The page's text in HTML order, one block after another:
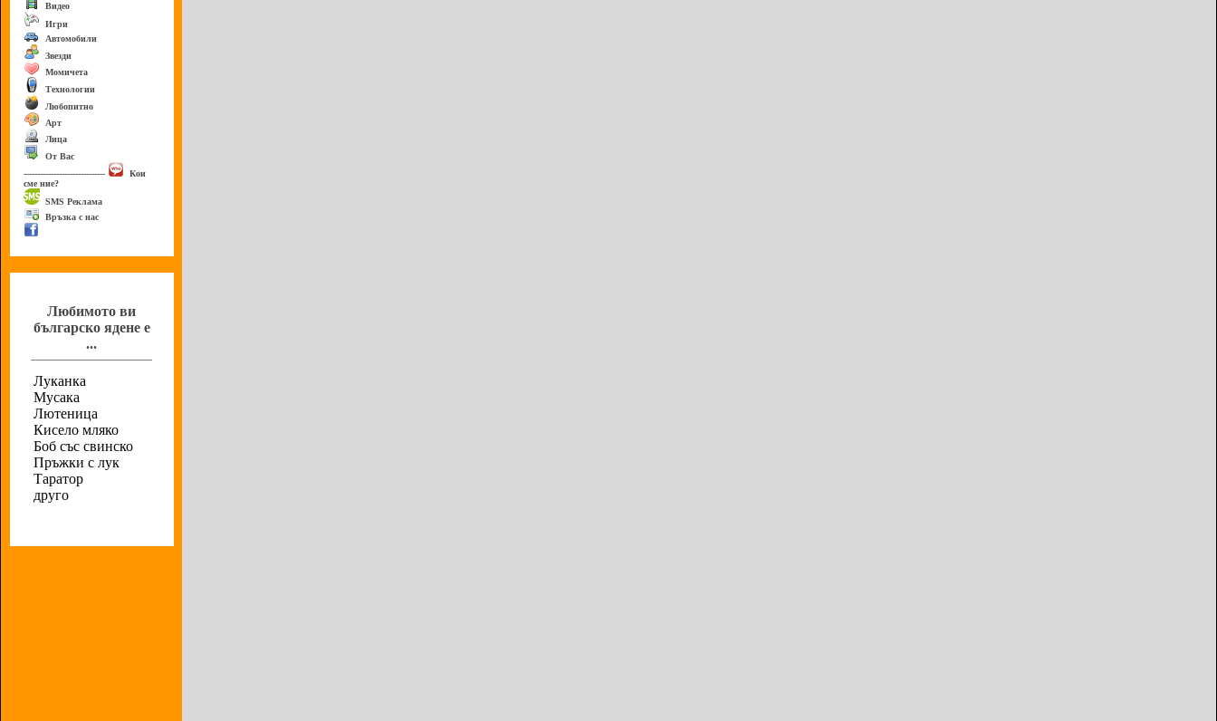
Видео
Игри
Автомобили
Звезди
Момичета
Технологии
Любопитно
Арт
Лица
От Вас
------------------------------
Кои
сме ние?
SMS Реклама
Връзка с нас
Любимото ви
българско ядене е
...
Луканка
Мусака
Лютеница
Кисело мляко
Боб със свинско
Пръжки с лук
Таратор
друго